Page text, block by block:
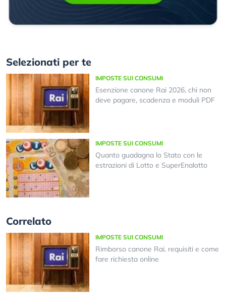
Selezionati per te
IMPOSTE SUI CONSUMI
Esenzione canone Rai 2026, chi non
deve pagare, scadenza e moduli PDF
IMPOSTE SUI CONSUMI
Quanto guadagna lo Stato con le
estrazioni di Lotto e SuperEnalotto
Correlato
IMPOSTE SUI CONSUMI
Rimborso canone Rai, requisiti e come
fare richiesta online